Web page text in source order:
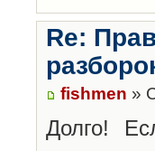
Re:
fishmen »
Долго!